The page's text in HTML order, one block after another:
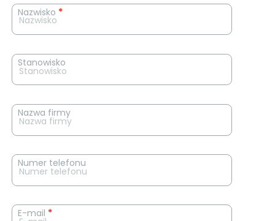
Nazwisko *
Stanowisko
Nazwa firmy
Numer telefonu
E-mail *